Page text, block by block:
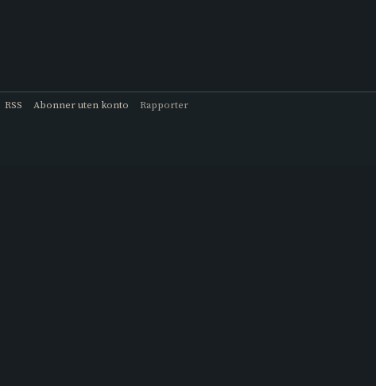
RSS Abonner uten konto Rapporter